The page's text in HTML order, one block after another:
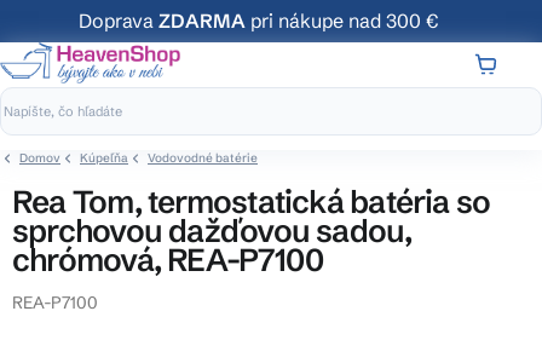
na
obsah
Doprava ZDARMA pri nákupe nad 300 €
Domov Kúpeľňa Vodovodné batérie
Rea Tom, termostatická batéria so
sprchovou dažďovou sadou,
chrómová, REA-P7100
REA-P7100